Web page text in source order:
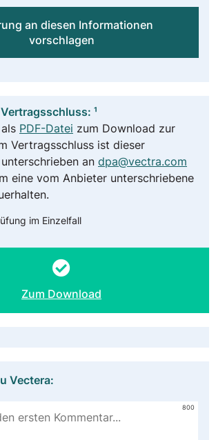
an diesen Informationen
vorschlagen
¹
PDF-Datei zum Download zur
Vertragsschluss ist dieser
an dpa@vectra.com
eine vom Anbieter unterschriebene
im Einzelfall
Zum Download
Vectera:
800